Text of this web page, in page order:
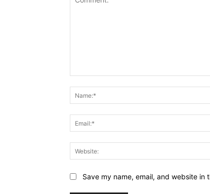
Save my name, email, and website